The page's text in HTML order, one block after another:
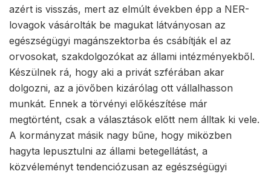
azért is visszás, mert az elmúlt években épp a NER-
lovagok vásárolták be magukat látványosan az
egészségügyi magánszektorba és csábítják el az
orvosokat, szakdolgozókat az állami intézményekből.
Készülnek rá, hogy aki a privát szférában akar
dolgozni, az a jövőben kizárólag ott vállalhasson
munkát. Ennek a törvényi előkészítése már
megtörtént, csak a választások előtt nem álltak ki vele.
A kormányzat másik nagy bűne, hogy miközben
hagyta lepusztulni az állami betegellátást, a
közvéleményt tendenciózusan az egészségügyi